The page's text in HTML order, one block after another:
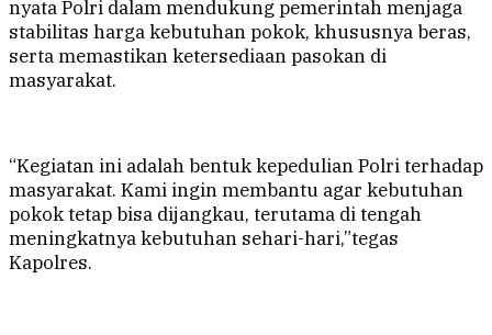
nyata Polri dalam mendukung pemerintah menjaga
stabilitas harga kebutuhan pokok, khususnya beras,
serta memastikan ketersediaan pasokan di
masyarakat.
“Kegiatan ini adalah bentuk kepedulian Polri terhadap
masyarakat. Kami ingin membantu agar kebutuhan
pokok tetap bisa dijangkau, terutama di tengah
meningkatnya kebutuhan sehari-hari,”tegas
Kapolres.